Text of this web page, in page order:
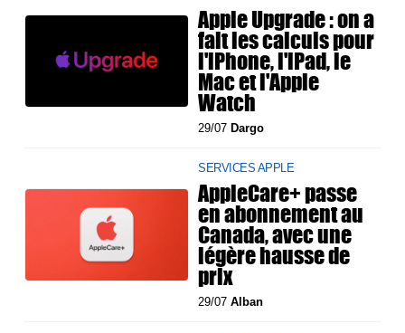
Apple Upgrade : on a
fait les calculs pour
l'iPhone, l'iPad, le
Mac et l'Apple
Watch
29/07Dargo
SERVICES APPLE
AppleCare+ passe
en abonnement au
Canada, avec une
légère hausse de
prix
29/07Alban